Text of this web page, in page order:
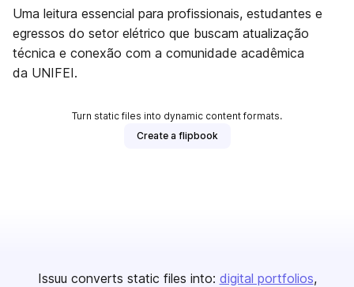
Uma leitura essencial para profissionais, estudantes e
egressos do setor elétrico que buscam atualização
técnica e conexão com a comunidade acadêmica
da UNIFEI.
Turn static files into dynamic content formats.
Create a flipbook
Issuu converts static files into: digital portfolios